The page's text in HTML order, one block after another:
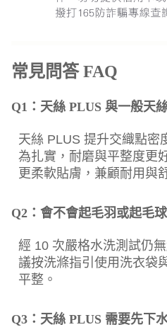
常見問答 FAQ
Q1：天絲 PLUS 與一般天
天絲 PLUS 提升交織點密
為扎實，耐磨與平整度更
更柔軟貼膚，兼顧耐用與
Q2：會不會起毛羽或起毛球
經 10 次嚴格水洗測試仍
議按洗滌指引使用洗衣袋
平整。
Q3：天絲 PLUS 需要先下